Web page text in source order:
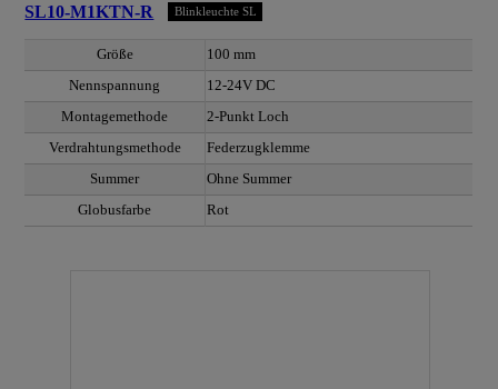
SL10-M1KTN-R Blinkleuchte SL
Größe
100 mm
Nennspannung
12-24V DC
Montagemethode
2-Punkt Loch
Verdrahtungsmethode
Federzugklemme
Summer
Ohne Summer
Globusfarbe
Rot